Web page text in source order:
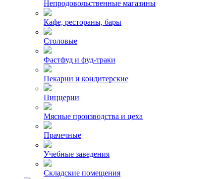
Непродовольственные магазины
Кафе, рестораны, бары
Столовые
Фастфуд и фуд-траки
Пекарни и кондитерские
Пиццерии
Мясные производства и цеха
Прачечные
Учебные заведения
Складские помещения